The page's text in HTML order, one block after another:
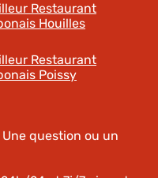
Restaurant
Houilles
Restaurant
Poissy
question ou un